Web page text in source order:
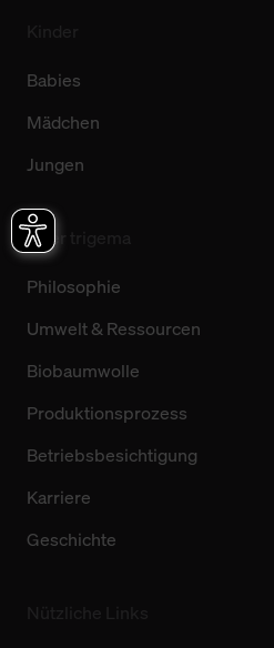
Babies
Mädchen
Jungen
Über trigema
Philosophie
Umwelt & Ressourcen
Biobaumwolle
Produktionsprozess
Betriebsbesichtigung
Karriere
Geschichte